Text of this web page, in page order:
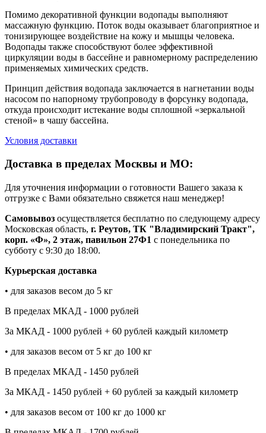
Помимо декоративной функции водопады выполняют
массажную функцию. Поток воды оказывает благоприятное и
тонизирующее воздействие на кожу и мышцы человека.
Водопады также способствуют более эффективной
циркуляции воды в бассейне и равномерному распределению
применяемых химических средств.
Принцип действия водопада заключается в нагнетании воды
насосом по напорному трубопроводу в форсунку водопада,
откуда происходит истекание воды сплошной «зеркальной
стеной» в чашу бассейна.
Условия доставки
Доставка в пределах Москвы и МО:
Для уточнения информации о готовности Вашего заказа к
отгрузке с Вами обязательно свяжется наш менеджер!
Самовывоз осуществляется бесплатно по следующему адресу
Московская область, г. Реутов, ТК "Владимирский Тракт",
корп. «Ф», 2 этаж, павильон 27Ф1 с понедельника по
субботу с 9:30 до 18:00.
Курьерская доставка
• для заказов весом до 5 кг
В пределах МКАД - 1000 рублей
За МКАД - 1000 рублей + 60 рублей каждый километр
• для заказов весом от 5 кг до 100 кг
В пределах МКАД - 1450 рублей
За МКАД - 1450 рублей + 60 рублей за каждый километр
• для заказов весом от 100 кг до 1000 кг